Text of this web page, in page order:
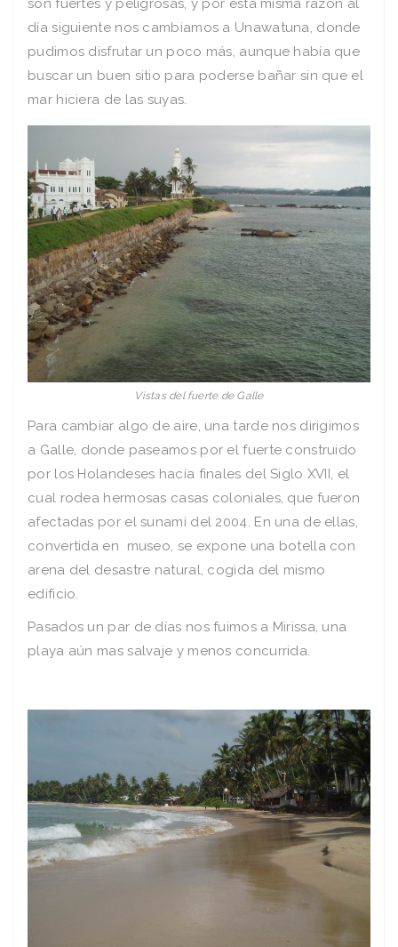
son fuertes y peligrosas, y por esta misma razón al
día siguiente nos cambiamos a Unawatuna, donde
pudimos disfrutar un poco más, aunque había que
buscar un buen sitio para poderse bañar sin que el
mar hiciera de las suyas.
Vistas del fuerte de Galle
Para cambiar algo de aire, una tarde nos dirigimos
a Galle, donde paseamos por el fuerte construido
por los Holandeses hacía finales del Siglo XVII, el
cual rodea hermosas casas coloniales, que fueron
afectadas por el sunami del 2004. En una de ellas,
convertida en museo, se expone una botella con
arena del desastre natural, cogida del mismo
edificio.
Pasados un par de días nos fuimos a Mirissa, una
playa aún mas salvaje y menos concurrida.